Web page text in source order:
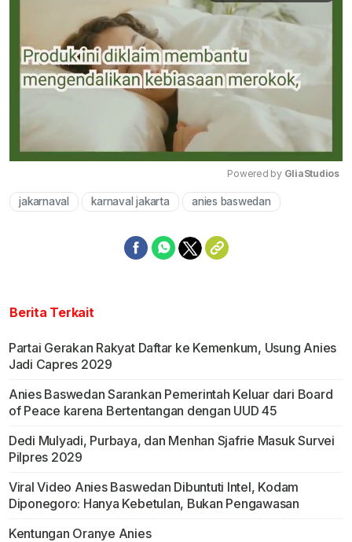
Powered by GliaStudios
jakarnaval karnaval jakarta anies baswedan
Berita Terkait
Partai Gerakan Rakyat Daftar ke Kemenkum, Usung Anies
Jadi Capres 2029
Anies Baswedan Sarankan Pemerintah Keluar dari Board
of Peace karena Bertentangan dengan UUD 45
Dedi Mulyadi, Purbaya, dan Menhan Sjafrie Masuk Survei
Pilpres 2029
Viral Video Anies Baswedan Dibuntuti Intel, Kodam
Diponegoro: Hanya Kebetulan, Bukan Pengawasan
Kentungan Oranye Anies